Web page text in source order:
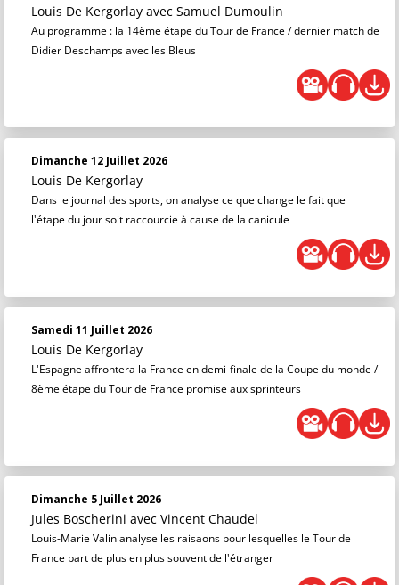
Louis De Kergorlay avec Samuel Dumoulin
Au programme : la 14ème étape du Tour de France / dernier match de
Didier Deschamps avec les Bleus
Dimanche 12 Juillet 2026
Louis De Kergorlay
Dans le journal des sports, on analyse ce que change le fait que
l'étape du jour soit raccourcie à cause de la canicule
Samedi 11 Juillet 2026
Louis De Kergorlay
L'Espagne affrontera la France en demi-finale de la Coupe du monde /
8ème étape du Tour de France promise aux sprinteurs
Dimanche 5 Juillet 2026
Jules Boscherini avec Vincent Chaudel
Louis-Marie Valin analyse les raisaons pour lesquelles le Tour de
France part de plus en plus souvent de l'étranger